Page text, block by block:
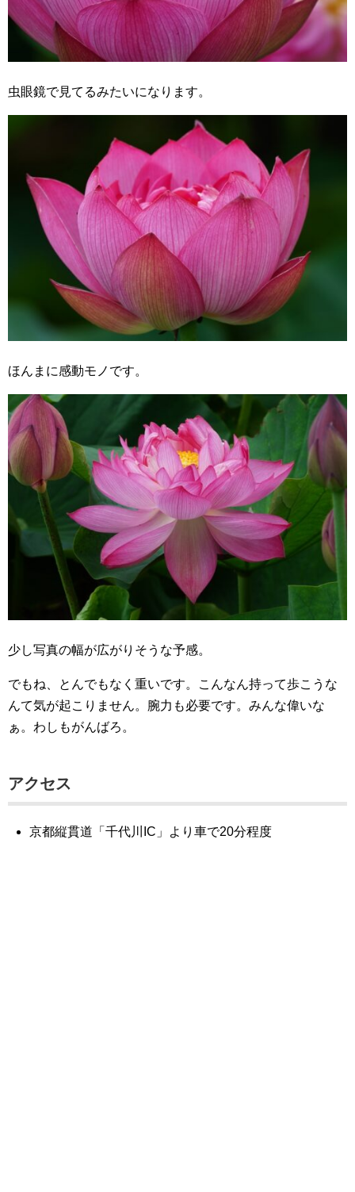
虫眼鏡で見てるみたいになります。
ほんまに感動モノです。
少し写真の幅が広がりそうな予感。
でもね、とんでもなく重いです。こんなん持って歩こうな
んて気が起こりません。腕力も必要です。みんな偉いな
ぁ。わしもがんばろ。
アクセス
京都縦貫道「千代川IC」より車で20分程度